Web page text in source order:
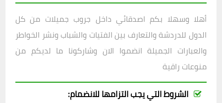
أهلا وسهلا بكم اصدقائي داخل جروب جميلات من كل
الدول للدردشة والتعارف بين الفتيات والشباب ونشر الخواطر
والعبارات الجميلة انضموا الان وشاركونا ما لديكم من
منوعات راقية
الشروط التي يجب التزامها للانضمام: